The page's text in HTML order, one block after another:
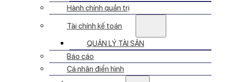
Hành chính quản trị
Tài chính kế toán
QUẢN LÝ TÀI SẢN
Báo cáo
Cá nhân điển hình